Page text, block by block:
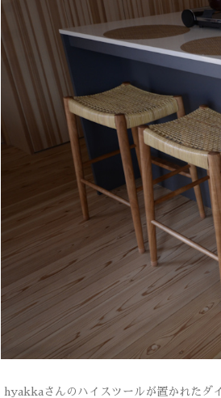
hyakkaさんのハイスツールが置かれたダ